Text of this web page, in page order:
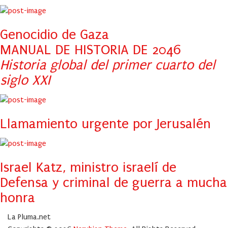
Genocidio de Gaza
MANUAL DE HISTORIA DE 2046
Historia global del primer cuarto del
siglo XXI
Llamamiento urgente por Jerusalén
Israel Katz, ministro israelí de
Defensa y criminal de guerra a mucha
honra
La Pluma.net